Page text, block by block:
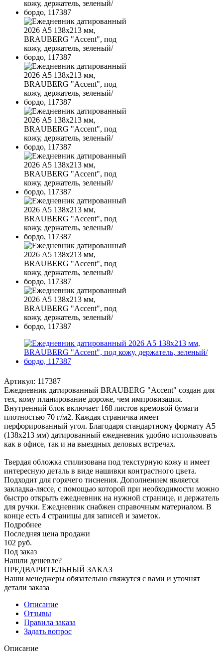
Артикул: 117387
Ежедневник датированный BRAUBERG "Accent" создан для
тех, кому планирование дороже, чем импровизация.
Внутренний блок включает 168 листов кремовой бумаги
плотностью 70 г/м2. Каждая страничка имеет
перфорированный угол. Благодаря стандартному формату А5
(138х213 мм) датированный ежедневник удобно использовать
как в офисе, так и на выездных деловых встречах.
Твердая обложка стилизована под текстурную кожу и имеет
интересную деталь в виде нашивки контрастного цвета.
Подходит для горячего тиснения. Дополнением является
закладка-ляссе, с помощью которой при необходимости можно
быстро открыть ежедневник на нужной странице, и держатель
для ручки. Ежедневник снабжен справочным материалом. В
конце есть 4 страницы для записей и заметок.
Подробнее
Последняя цена продажи
102 руб.
Под заказ
Нашли дешевле?
ПРЕДВАРИТЕЛЬНЫЙ ЗАКАЗ
Наши менеджеры обязательно свяжутся с вами и уточнят
детали заказа
Описание
Отзывы
Правила заказа
Задать вопрос
Описание